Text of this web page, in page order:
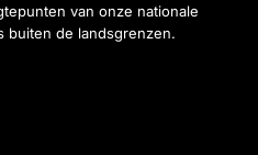
van onze nationale
buiten de landsgrenzen.